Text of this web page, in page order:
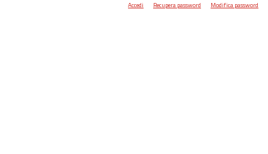
Accedi Recupera password Modifica password